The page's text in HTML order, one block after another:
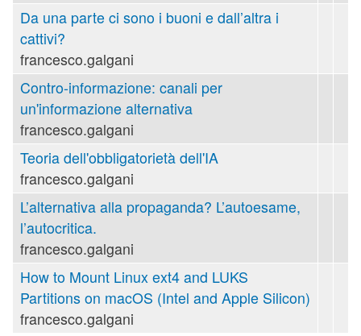
Da una parte ci sono i buoni e dall’altra i
cattivi?
francesco.galgani
Contro-informazione: canali per
un'informazione alternativa
francesco.galgani
Teoria dell'obbligatorietà dell'IA
francesco.galgani
L’alternativa alla propaganda? L’autoesame,
l’autocritica.
francesco.galgani
How to Mount Linux ext4 and LUKS
Partitions on macOS (Intel and Apple Silicon)
francesco.galgani